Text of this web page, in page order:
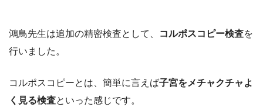
鴻鳥先生は追加の精密検査として、 コルポスコピー検査を
行いました。
コルポスコピーとは、簡単に言えば子宮をメチャクチャよ
く見る検査といった感じです。